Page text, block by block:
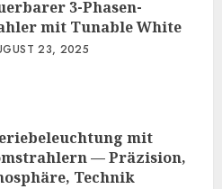
3-Phasen-
mit Tunable White
23, 2025
mit
— Präzision,
Technik